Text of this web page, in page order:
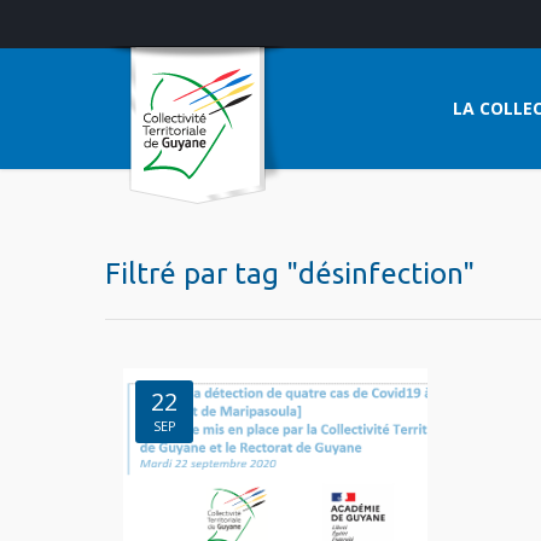
LA
Filtré par tag "désinfection"
22
SEP